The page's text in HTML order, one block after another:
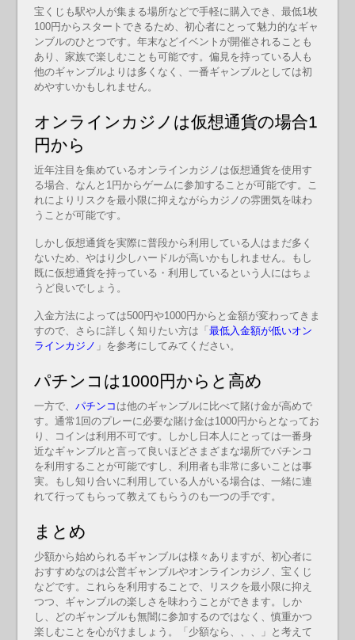
宝くじも駅や人が集まる場所などで手軽に購入でき、最低1枚
100円からスタートできるため、初心者にとって魅力的なギャ
ンブルのひとつです。年末などイベントが開催されることも
あり、家族で楽しむことも可能です。偏見を持っている人も
他のギャンブルよりは多くなく、一番ギャンブルとしては初
めやすいかもしれません。
オンラインカジノは仮想通貨の場合1
円から
近年注目を集めているオンラインカジノは仮想通貨を使用す
る場合、なんと1円からゲームに参加することが可能です。こ
れによりリスクを最小限に抑えながらカジノの雰囲気を味わ
うことが可能です。
しかし仮想通貨を実際に普段から利用している人はまだ多く
ないため、やはり少しハードルが高いかもしれません。もし
既に仮想通貨を持っている・利用しているという人にはちょ
うど良いでしょう。
入金方法によっては500円や1000円からと金額が変わってきま
すので、さらに詳しく知りたい方は「最低入金額が低いオン
ラインカジノ 」を参考にしてみてください。
パチンコは1000円からと高め
一方で、 パチンコ は他のギャンブルに比べて賭け金が高めで
す。通常1回のプレーに必要な賭け金は1000円からとなってお
り、コインは利用不可です。しかし日本人にとっては一番身
近なギャンブルと言って良いほどさまざまな場所でパチンコ
を利用することが可能ですし、利用者も非常に多いことは事
実。もし知り合いに利用している人がいる場合は、一緒に連
れて行ってもらって教えてもらうのも一つの手です。
まとめ
少額から始められるギャンブルは様々ありますが、初心者に
おすすめなのは公営ギャンブルやオンラインカジノ、宝くじ
などです。これらを利用することで、リスクを最小限に抑え
つつ、ギャンブルの楽しさを味わうことができます。しか
し、どのギャンブルも無闇に参加するのではなく、慎重かつ
楽しむことを心がけましょう。「少額なら、、、」と考えて